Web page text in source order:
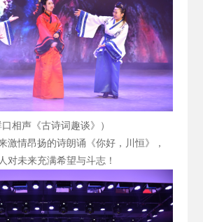
口相声《古诗词趣谈》）
激情昂扬的诗朗诵《你好，川恒》，
对未来充满希望与斗志！